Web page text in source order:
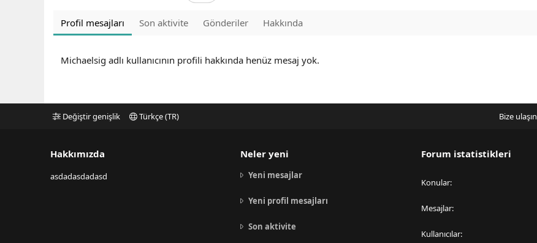
Profil mesajları Son aktivite Gönderiler Hakkında
Michaelsig adlı kullanıcının profili hakkında henüz mesaj yok.
Değiştir genişlik Türkçe (TR) Bize ulaşın
Hakkımızda
asdadasdadasd
Neler yeni
Yeni mesajlar
Yeni profil mesajları
Son aktivite
Forum istatistikleri
Konular
Mesajlar
Kullanıcılar